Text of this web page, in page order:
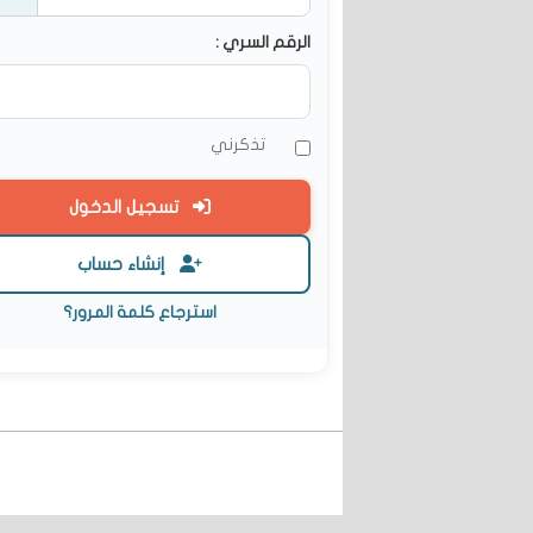
الرقم السري :
تذكرني
تسجيل الدخول
إنشاء حساب
استرجاع كلمة المرور؟